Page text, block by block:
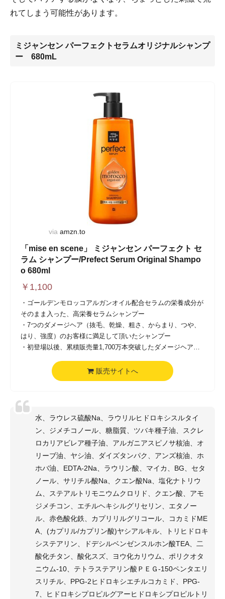
れてしまう可能性があります。
ミジャンセン パーフェクトセラムオリジナルシャンプ
ー 680mL
via amzn.to
「mise en scene」 ミジャンセン パーフェクト セ
ラム シャンプー/Prefect Serum Original Shampo
o 680ml
￥ 1,100
・ゴールデンモロッコアルガンオイル配合セラムの栄養成分が
そのまま入った、高栄養セラムシャンプー
・7つのダメージヘア（抜毛、乾燥、粗さ、からまり、つや、
はり、強度）のお客様に満足して頂いたシャンプー
・初登場以後、累積販売量1,700万本突破したダメージヘア専
ク売り上げデータ基準）
・七種の天然オイルを（アルガン、オリーブ、ココナッツ、ア
・ミジャンセンは韓国国内143部門以上の受賞を獲得したK-BE
AUTYトレンドリーダーブランドです
販売サイトへ
水、ラウレス硫酸Na、ラウリルヒドロキシスルタイ
ン、ジメチコノール、糖脂質、ツバキ種子油、スクレ
ロカリアビレア種子油、アルガニアスピノサ核油、オ
リーブ油、ヤシ油、ダイズタンパク、アンズ核油、ホ
ホバ油、EDTA-2Na、ラウリン酸、マイカ、BG、セタ
ノール、サリチル酸Na、クエン酸Na、塩化ナトリウ
ム、ステアルトリモニウムクロリド、クエン酸、アモ
ジメチコン、エチルヘキシルグリセリン、エタノー
ル、赤色酸化鉄、カプリリルグリコール、コカミドME
A、(カプリル/カプリン酸)ヤシアルキル、トリヒドロキ
システアリン、ドデシルベンゼンスルホン酸TEA、二
酸化チタン、酸化スズ、ヨウ化カリウム、ポリクオタ
ニウム-10、テトラステアリン酸ＰＥＧ-150ペンタエリ
スリチル、PPG-2ヒドロキシエチルコカミド、PPG-
7、ヒドロキシプロピルグアーヒドロキシプロピルトリ